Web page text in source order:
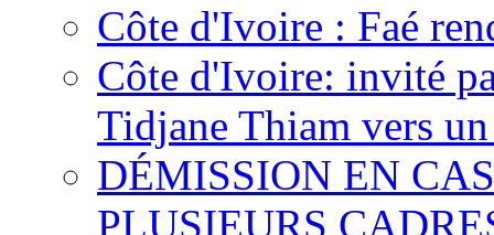
Côte d'Ivoire : Faé
Côte d'Ivoire: invité
Tidjane Thiam vers
DÉMISSION EN
PLUSIEURS